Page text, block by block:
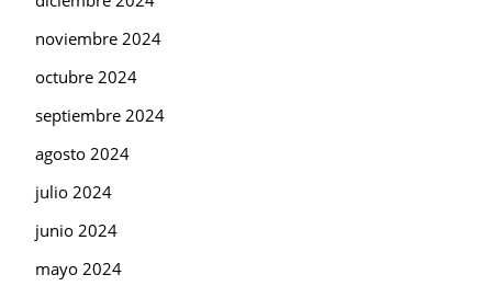
noviembre 2024
octubre 2024
septiembre 2024
agosto 2024
julio 2024
junio 2024
mayo 2024